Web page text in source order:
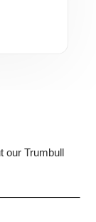
our Trumbull